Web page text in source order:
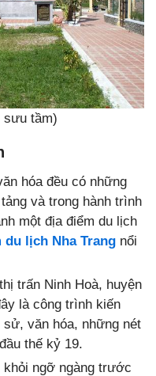
sưu tầm)
hóa đều có những
và trong hành trình
một địa điểm du lịch
du lịch Nha Trang nổi
trấn Ninh Hoà, huyện
là công trình kiến
văn hóa, những nét
thế kỷ 19.
khỏi ngỡ ngàng trước